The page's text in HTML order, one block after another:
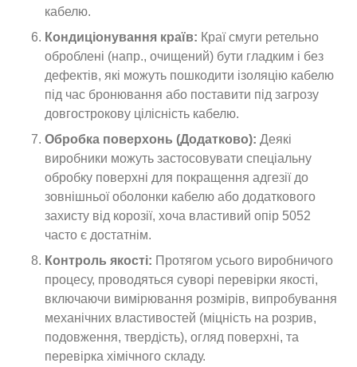
кабелю.
Кондиціонування країв: Краї смуги ретельно
оброблені (напр., очищений) бути гладким і без
дефектів, які можуть пошкодити ізоляцію кабелю
під час бронювання або поставити під загрозу
довгострокову цілісність кабелю.
Обробка поверхонь (Додатково): Деякі
виробники можуть застосовувати спеціальну
обробку поверхні для покращення адгезії до
зовнішньої оболонки кабелю або додаткового
захисту від корозії, хоча властивий опір 5052
часто є достатнім.
Контроль якості: Протягом усього виробничого
процесу, проводяться суворі перевірки якості,
включаючи вимірювання розмірів, випробування
механічних властивостей (міцність на розрив,
подовження, твердість), огляд поверхні, та
перевірка хімічного складу.